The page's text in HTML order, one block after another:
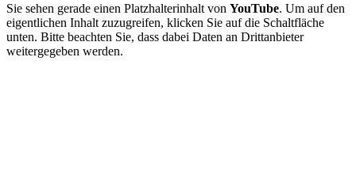
Sie sehen gerade einen Platzhalterinhalt von YouTube. Um auf den
eigentlichen Inhalt zuzugreifen, klicken Sie auf die Schaltfläche
unten. Bitte beachten Sie, dass dabei Daten an Drittanbieter
weitergegeben werden.